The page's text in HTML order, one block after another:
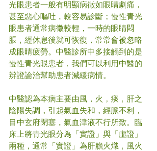
光眼患者一般有明顯病徵如眼睛劇痛，
甚至惡心嘔吐，較容易診斷；慢性青光
眼患者通常病徵較輕，一時的眼睛悶
脹，經休息後就可恢復，常常會被忽略
成眼睛疲勞。中醫診所中多接觸到的是
慢性青光眼患者，我們可以利用中醫的
辨證論治幫助患者減緩病情。
中醫認為本病主要由風，火，痰，肝之
陰陽失調，引起氣血失和，經脈不利，
目中玄府閉塞，氣血津液不行所致。臨
床上將青光眼分為「實證」與「虛證」
兩種，通常「實證」為肝膽火熾，風火